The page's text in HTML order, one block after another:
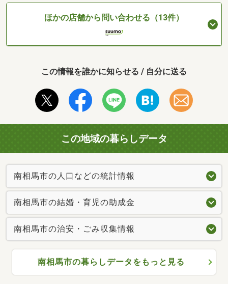
ほかの店舗から問い合わせる（13件）
この情報を誰かに知らせる / 自分に送る
この地域の暮らしデータ
南相馬市の人口などの統計情報
南相馬市の結婚・育児の助成金
南相馬市の治安・ごみ収集情報
南相馬市の暮らしデータをもっと見る